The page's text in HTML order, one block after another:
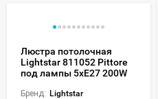
Люстра потолочная
Lightstar 811052 Pittore
под лампы 5xE27 200W
Бренд: Lightstar